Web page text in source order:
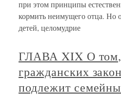
при этом принципы
кормить неимущего отца. Но
детей, целомудрие
ГЛАВА XIX О том,
гражданских
подлежит